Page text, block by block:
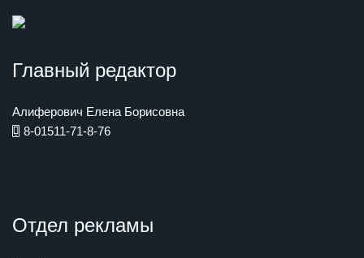
Главный редактор
Алиферович Елена Борисовна
8-01511-71-8-76
Отдел рекламы